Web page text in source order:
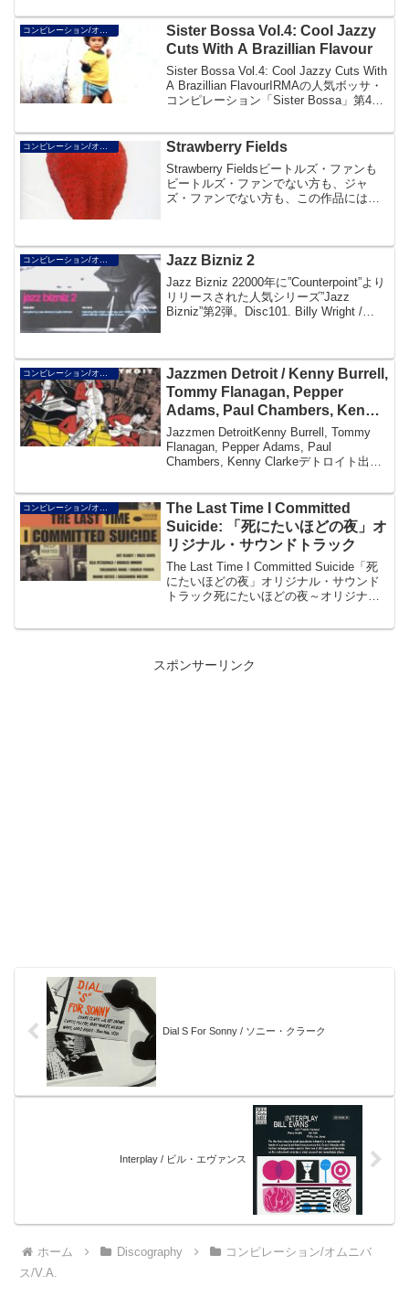
ド・サンボーン、イエロージャケッツな
どのレアな演...
Sister Bossa Vol.4: Cool Jazzy
Cuts With A Brazillian Flavour
Sister Bossa Vol.4: Cool Jazzy Cuts With
A Brazillian FlavourIRMAの人気ボッサ・
コンピレーション「Sister Bossa」第4
コンピレーション/オムニバス/V.A. Strawberry Fields
Strawberry Fieldsビートルズ・ファンも
ビートルズ・ファンでない方も、ジャ
ズ・ファンでない方も、この作品には満
た。固い...
Jazz Bizniz 2
Jazz Bizniz 22000年に”Counterpoint”より
リリースされた人気シリーズ”Jazz
Bizniz”第2弾。Disc101. Billy Wright /
Jazzmen Detroit / Kenny Burrell,
Tommy Flanagan, Pepper
Adams, Paul Chambers, Kenny
Clarke
Jazzmen DetroitKenny Burrell, Tommy
Flanagan, Pepper Adams, Paul
Chambers, Kenny Clarkeデトロイト出身
ム・セッションで...
The Last Time I Committed
Suicide: 「死にたいほどの夜」オ
リジナル・サウンドトラック
The Last Time I Committed Suicide「死
にたいほどの夜」オリジナル・サウンド
トラック死にたいほどの夜～オリジナ
男ニール・キャサディを描く”路上”前夜の
スポンサーリンク
Dial S For Sonny / ソニー・クラーク
Interplay / ビル・エヴァンス
ホーム Discography
コンピレーション/オムニバ
ス/V.A.